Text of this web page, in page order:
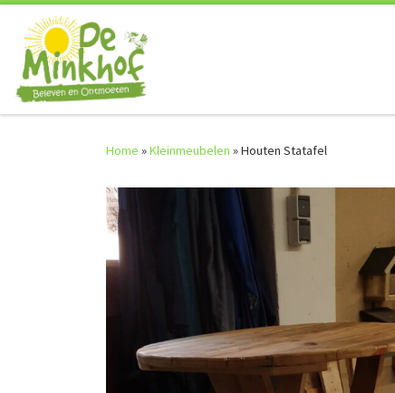
Skip to content
Home »Kleinmeubelen »Houten Statafel